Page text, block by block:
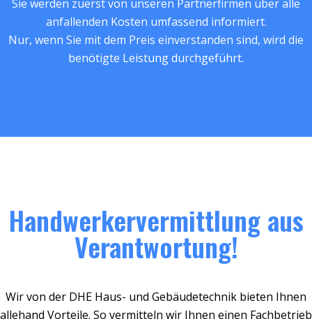
Sie werden zuerst von unseren Partnerfirmen über alle
anfallenden Kosten umfassend informiert.
Nur, wenn Sie mit dem Preis einverstanden sind, wird die
benötigte Leistung durchgeführt.
Handwerkervermittlung aus
Verantwortung!
Wir von der DHE Haus- und Gebäudetechnik bieten Ihnen
allehand Vorteile. So vermitteln wir Ihnen einen Fachbetrieb